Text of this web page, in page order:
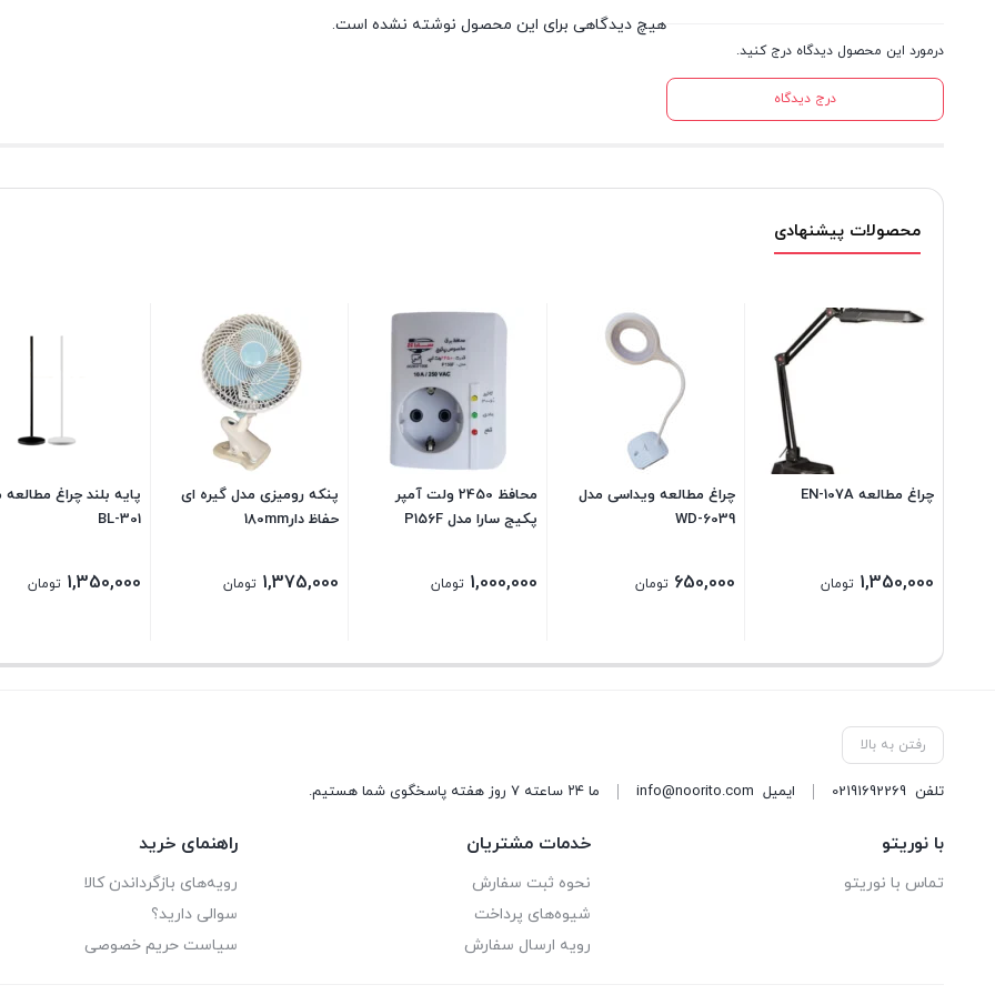
درمورد این محصول دیدگاه درج کنید.
درج دیدگاه
هیچ دیدگاهی برای این محصول نوشته نشده است.
محصولات پیشنهادی
چراغ مطالعه EN-107A
1,350,000 تومان
چراغ مطالعه ویداسی مدل
WD-6039
650,000 تومان
محافظ 2450 ولت آمپر
پکیج سارا مدل P156F
1,000,000 تومان
پنکه رومیزی مدل گیره ای
حفاظ دار180mm
1,375,000 تومان
پایه بلند چراغ
BL-301
1,350,000 تومان
رفتن به بالا
تلفن02191692269 ایمیل info@noorito.com ما ۲۴ ساعته ۷ روز هفته پاسخگوی شما هستیم.
با نوریتو
تماس با نوریتو
خدمات مشتریان
نحوه ثبت سفارش
شیوه‌های پرداخت
رویه ارسال سفارش
راهنمای خرید
رویه‌های بازگرداندن کالا
سوالی دارید؟
سیاست حریم خصوصی